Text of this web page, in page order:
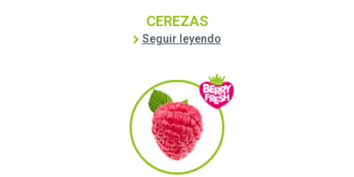
CEREZAS
Seguir leyendo